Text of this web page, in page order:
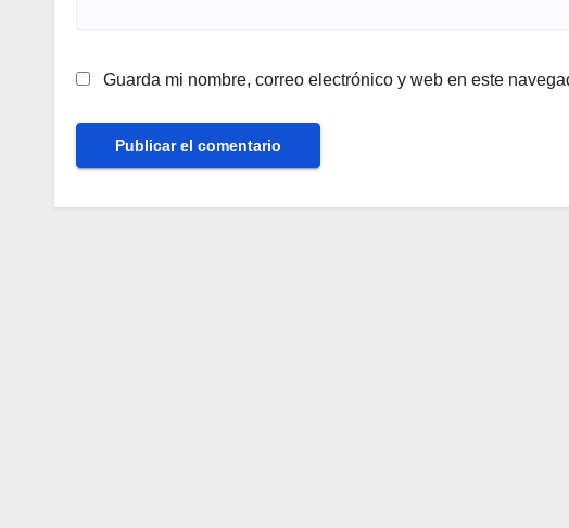
Guarda mi nombre, correo electrónico y web en este